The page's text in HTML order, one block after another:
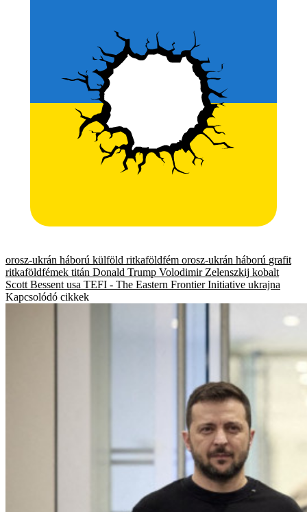
orosz-ukrán háború külföld ritkaföldfém orosz-ukrán háború grafit
ritkaföldfémek titán Donald Trump Volodimir Zelenszkij kobalt
Scott Bessent usa TEFI - The Eastern Frontier Initiative ukrajna
Kapcsolódó cikkek